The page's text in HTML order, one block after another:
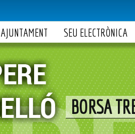
AJUNTAMENT SEU ELECTRÒNICA
BORSA